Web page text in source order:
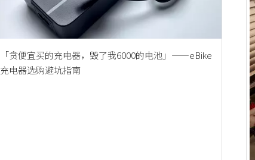
「贪便宜买的充电器，毁了我6000的电池」——eBike
充电器选购避坑指南